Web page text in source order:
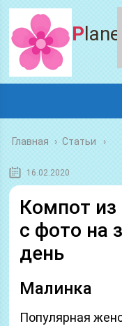
Главная › Статьи
16.02.2020
Компот из
с фото на
день
Малинка
Популярная